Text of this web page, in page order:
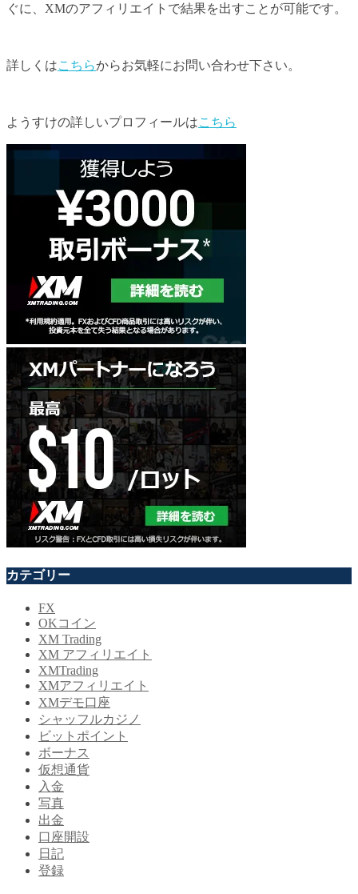
ぐに、XMのアフィリエイトで結果を出すことが可能です。
詳しくはこちらからお気軽にお問い合わせ下さい。
ようすけの詳しいプロフィールはこちら
カテゴリー
FX
OKコイン
XM Trading
XM アフィリエイト
XMTrading
XMアフィリエイト
XMデモ口座
シャッフルカジノ
ビットポイント
ボーナス
仮想通貨
入金
写真
出金
口座開設
日記
登録